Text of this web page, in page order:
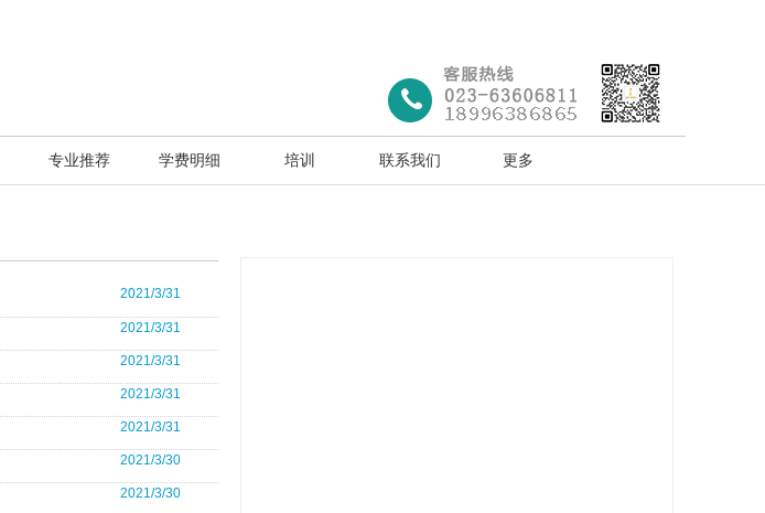
专业推荐 学费明细 培训 联系我们 更多
2021/3/31
2021/3/31
2021/3/31
2021/3/31
2021/3/31
2021/3/30
2021/3/30